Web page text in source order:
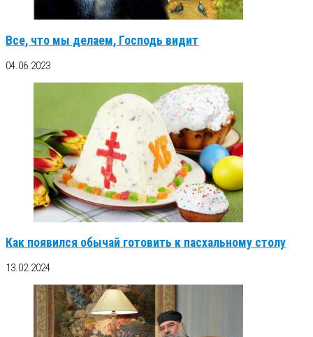
Все, что мы делаем, Господь видит
04.06.2023
Как появился обычай готовить к пасхальному столу
13.02.2024